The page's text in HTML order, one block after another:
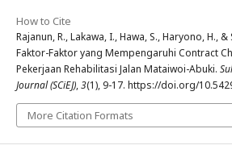
How to Cite
Rajanun, R., Lakawa, I., Hawa, S., Haryono, H.,
Faktor-Faktor yang Mempengaruhi Contract
Pekerjaan Rehabilitasi Jalan Mataiwoi-Abuki.
Journal (SCiEJ),3(1), 9-17. https://doi.org/
More Citation Formats